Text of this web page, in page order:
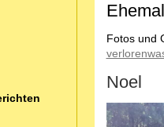
Fotos und
Noel